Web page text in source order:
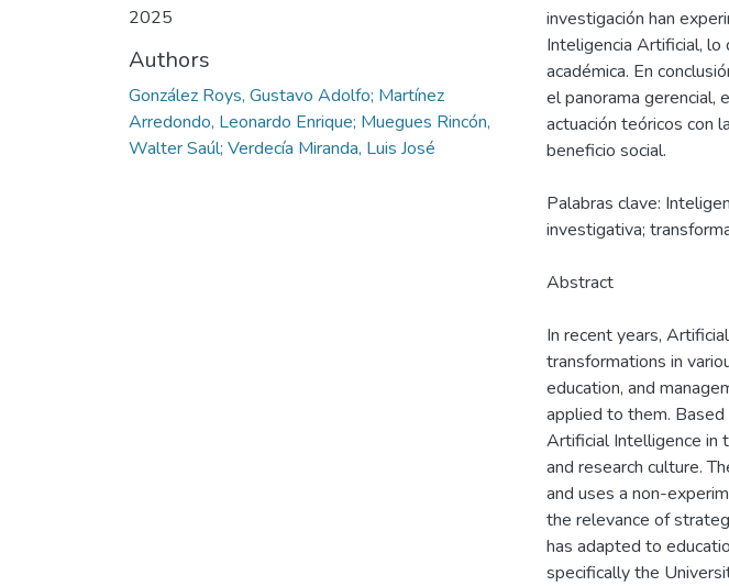
2025
Authors
González Roys, Gustavo Adolfo; Martínez
Arredondo, Leonardo Enrique; Muegues Rincón,
Walter Saúl; Verdecía Miranda, Luis José
investigación han
Inteligencia Artificial, lo
académica. En
el panorama gerencial,
actuación teóricos con
beneficio social.
Palabras clave:
investigativa;
Abstract
In recent years,
transformations in
education, and
applied to them.
Artificial Intelligence in
and research culture.
and uses a non-
the relevance of
has adapted to
specifically the